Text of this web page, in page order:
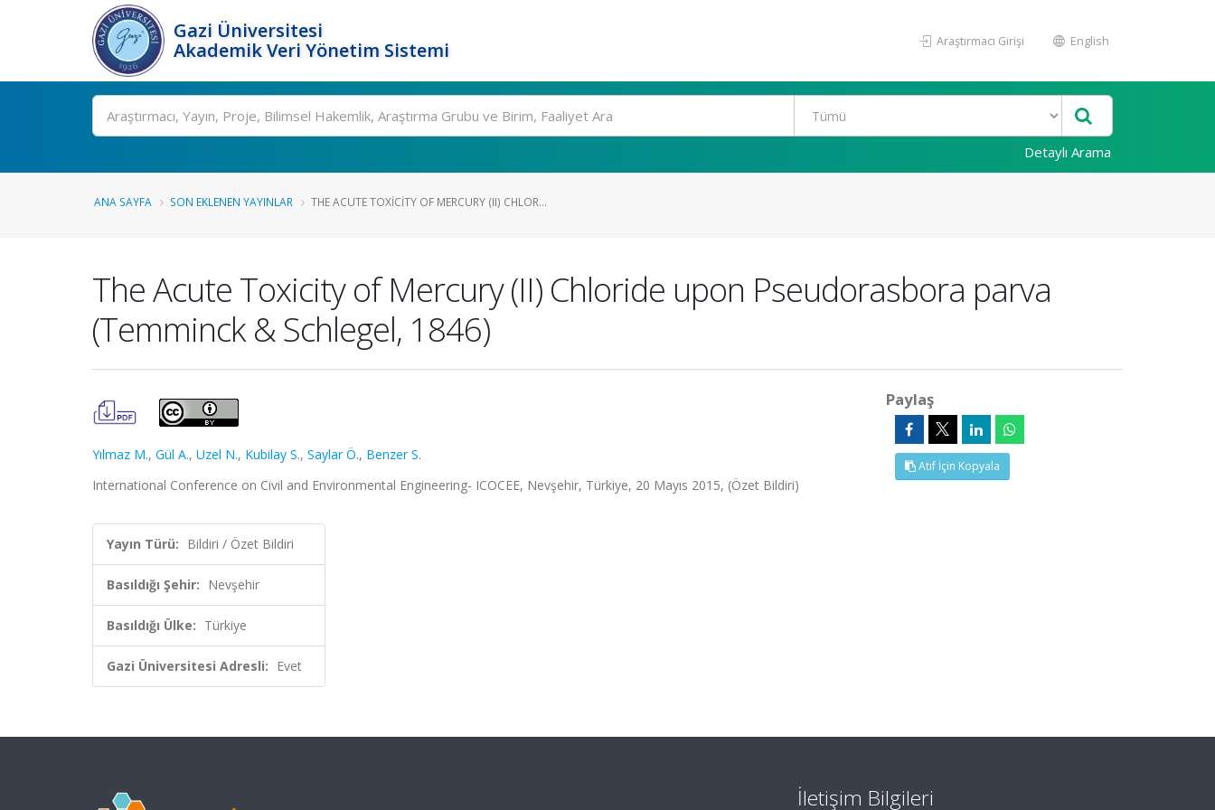
Gazi Üniversitesi
Akademik Veri Yönetim Sistemi
Araştırmacı Girişi English
Ara
Detaylı Arama
ANA SAYFA SON EKLENEN YAYINLAR THE ACUTE TOXICITY OF MERCURY (II) CHLOR...
The Acute Toxicity of Mercury (II) Chloride upon Pseudorasbora parva
(Temminck & Schlegel, 1846)
Yılmaz M., Gül A., Uzel N., Kubilay S., Saylar Ö., Benzer S.
International Conference on Civil and Environmental Engineering- ICOCEE, Nevşehir, Türkiye, 20 Mayıs 2015, (Özet Bildiri)
Yayın Türü: Bildiri / Özet Bildiri
Basıldığı Şehir: Nevşehir
Basıldığı Ülke: Türkiye
Gazi Üniversitesi Adresli: Evet
Paylaş
Atıf İçin Kopyala
İletişim Bilgileri